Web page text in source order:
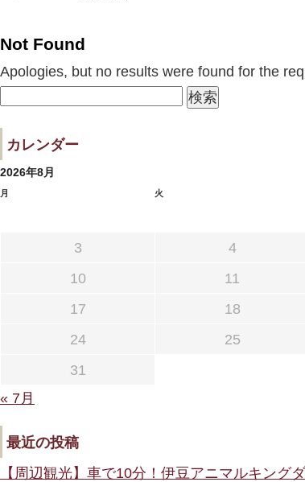
よくあるお問い合せ
Not Found
Apologies, but no results were found for the
索:
カレンダー
2026年8月
月 火
3
4
10
11
17
18
24
25
31
« 7月
最近の投稿
【周辺観光】車で10分！伊豆アニマルキング